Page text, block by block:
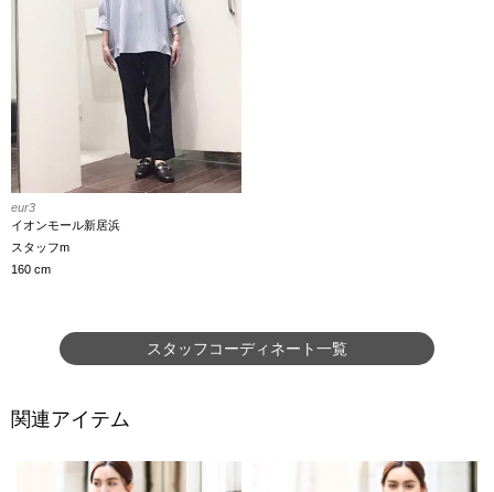
eur3
イオンモール新居浜
スタッフm
160 cm
スタッフコーディネート一覧
関連アイテム